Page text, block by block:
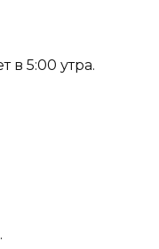
в 5:00 утра.